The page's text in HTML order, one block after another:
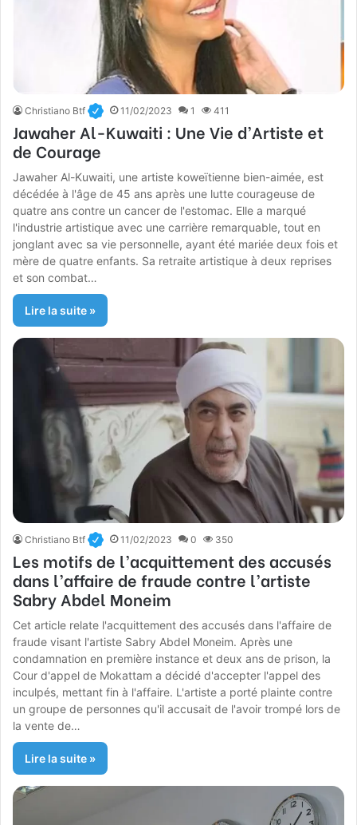
Christiano Btf 11/02/2023 1 411
Jawaher Al-Kuwaiti : Une Vie d’Artiste et
de Courage
Jawaher Al-Kuwaiti, une artiste koweïtienne bien-aimée, est
décédée à l'âge de 45 ans après une lutte courageuse de
quatre ans contre un cancer de l'estomac. Elle a marqué
l'industrie artistique avec une carrière remarquable, tout en
jonglant avec sa vie personnelle, ayant été mariée deux fois et
mère de quatre enfants. Sa retraite artistique à deux reprises
et son combat…
Lire la suite »
Christiano Btf 11/02/2023 0 350
Les motifs de l’acquittement des accusés
dans l’affaire de fraude contre l’artiste
Sabry Abdel Moneim
Cet article relate l'acquittement des accusés dans l'affaire de
fraude visant l'artiste Sabry Abdel Moneim. Après une
condamnation en première instance et deux ans de prison, la
Cour d'appel de Mokattam a décidé d'accepter l'appel des
inculpés, mettant fin à l'affaire. L'artiste a porté plainte contre
un groupe de personnes qu'il accusait de l'avoir trompé lors de
la vente de…
Lire la suite »